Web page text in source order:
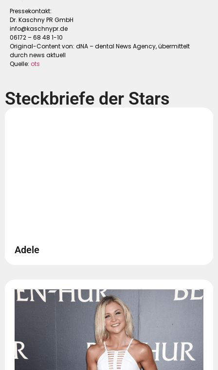
Pressekontakt:
Dr. Kaschny PR GmbH
info@kaschnypr.de
06172 – 68 48 1-10
Original-Content von: dNA – dental News Agency, übermittelt
durch news aktuell
Quelle: ots
Steckbriefe der Stars
Adele